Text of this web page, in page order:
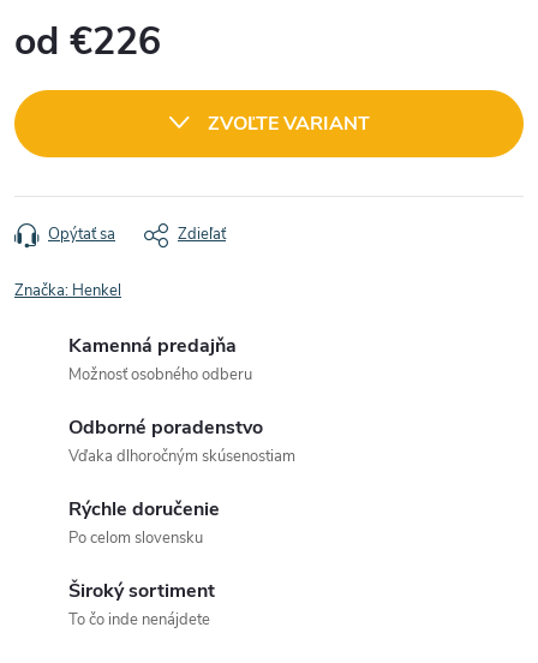
od €226
cena:
ZVOĽTE VARIANT
Opýtať sa Zdieľať
Značka: Henkel
Kamenná predajňa
Možnosť osobného odberu
Odborné poradenstvo
Vďaka dlhoročným skúsenostiam
Rýchle doručenie
Po celom slovensku
Široký sortiment
To čo inde nenájdete